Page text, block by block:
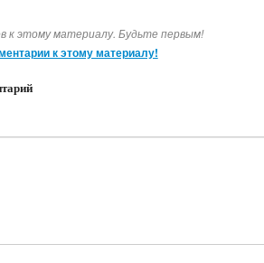
к этому материалу. Будьте первым!
к этому материалу!